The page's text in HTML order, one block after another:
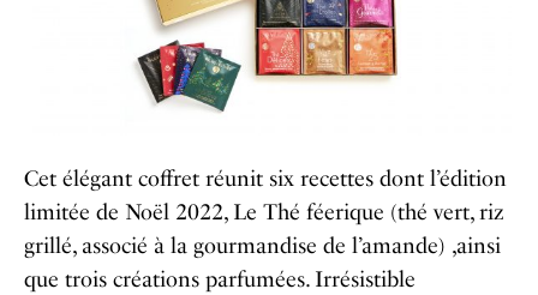
Cet élégant coffret réunit six recettes dont l’édition
limitée de Noël 2022, Le Thé féerique (thé vert, riz
grillé, associé à la gourmandise de l’amande) ,ainsi
que trois créations parfumées. Irrésistible